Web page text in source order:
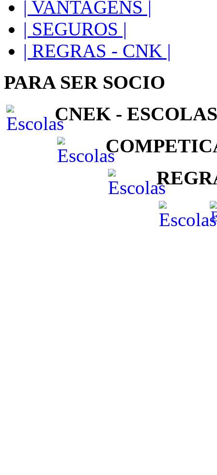
| VANTAGENS |
| SEGUROS |
| REGRAS - CNK |
PARA SER SOCIO
CNEK -